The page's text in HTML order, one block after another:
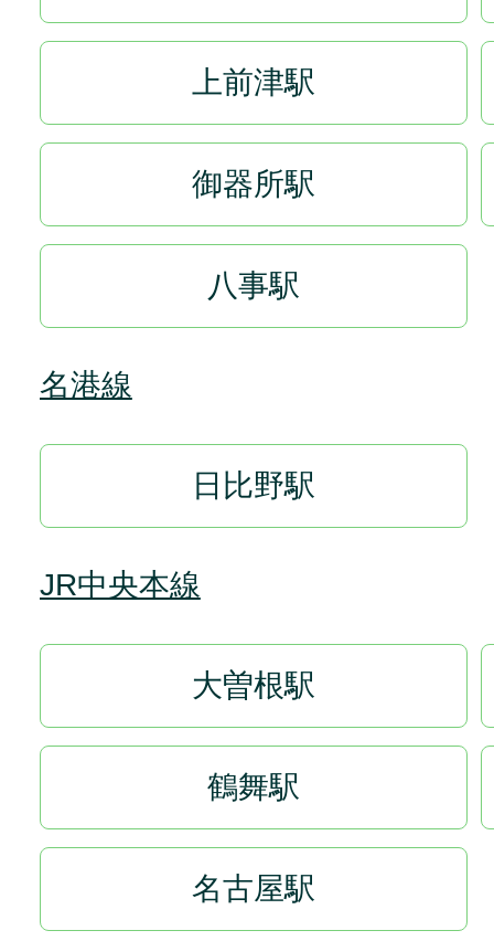
上前津駅
御器所駅
八事駅
名港線
日比野駅
JR中央本線
大曽根駅
鶴舞駅
名古屋駅